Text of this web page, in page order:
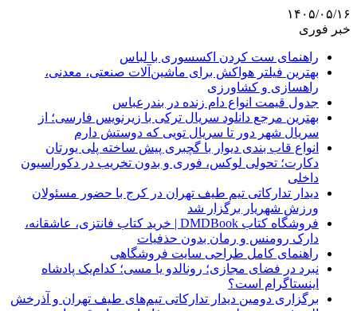
۱۴۰۵/۰۵/۱۶
خبر فوری
راهنمای ست کردن اکسسوری با لباس
بهترین فیلتر هواکش برای ماشین‌آلات صنعتی، معدنی،
راهسازی و کشاورزی
جدول قیمت انواع دام زنده در بندرعباس
بهترین مرجع دانلود سریال ترکی با زیرنویس فارسی؛ از
سریال شهر دور تا سریال تویی که دوستش دارم
انواع قاب بندی دیوار با گچبری پیش ساخته پلی یورتان
دکارت؛ تحولی لوکس، فوری و بدون تخریب در دکوراسیون
داخلی
دیدار تدارکاتی تیم طیف تهران در کرج با حضور مسئولان
ورزش شهریار برگزار شد
فروشگاه کتاب DMDBook | خرید کتاب فانتزی، عاشقانه،
دارک رومنس و رمان بدون حذفیات
راهنمای کامل طراحی سایت فروشگاهی
نبرد در فضای مجازی؛ رونالدو یا مسی؛ کدام‌یک پادشاه
اینستاگرام است؟
برگزاری دومین دیدار تدارکاتی تیم‌های طیف تهران و آذرخش